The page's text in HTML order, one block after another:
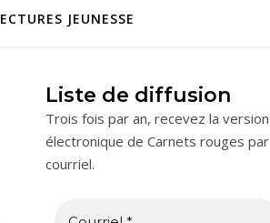
JEUNESSE
Liste de diffusion
Trois fois par an, recevez la version
électronique de Carnets rouges par
courriel.